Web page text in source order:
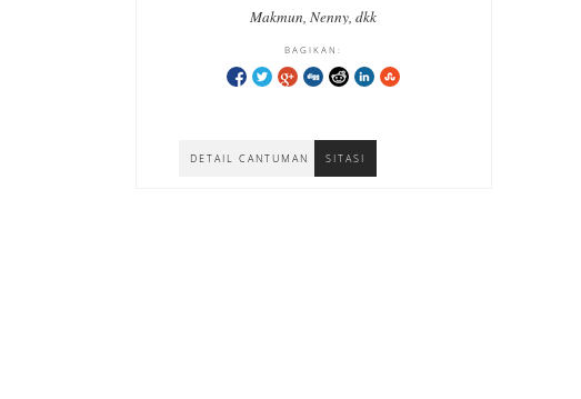
Makmun, Nenny, dkk
DETAIL CANTUMAN SITASI
BAGIKAN: